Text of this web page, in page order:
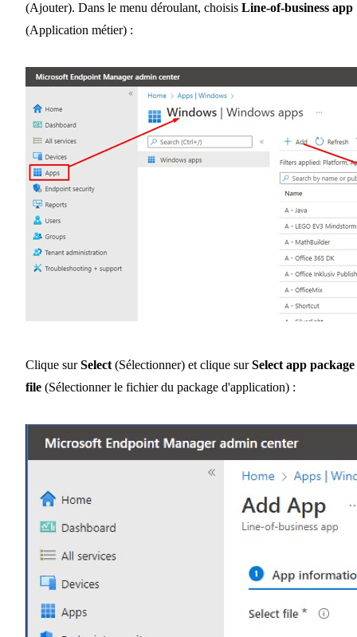
(Ajouter). Dans le menu déroulant, choisis Line-of-business app
(Application métier) :
Clique surSelect (Sélectionner) et clique surSelect app package
file (Sélectionner le fichier du package d'application) :